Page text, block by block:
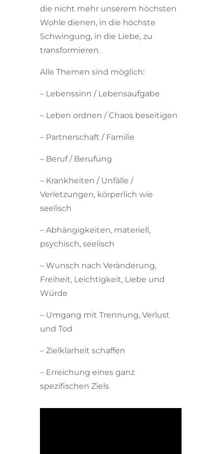
die nicht mehr unserem höchsten
Wohle dienen, in die höchste
Schwingung, in die Liebe, zu
transformieren.
Alle Themen sind möglich:
– Lebenssinn / Lebensaufgabe
– Leben ordnen / Chaos beseitigen
– Partnerschaft / Familie
– Beruf / Berufung
– Krankheiten / Unfälle /
Verletzungen, körperlich wie
seelisch
– Abhängigkeiten, materiell,
psychisch, seelisch
– Wunsch nach Veränderung,
Freiheit, Leichtigkeit, Liebe und
Würde
– Umgang mit Trennung, Verlust
und Tod
– Zielklarheit schaffen
– Erreichung eines ganz
spezifischen Ziels